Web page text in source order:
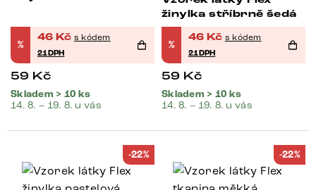
%
46 Kč s kódem
21DPH
59 Kč
Skladem > 10 ks
14. 8. – 19. 8. u vás
žinylka stříbrně šedá
%
46 Kč s kódem
21DPH
59 Kč
Skladem > 10 ks
14. 8. – 19. 8. u vás
-22% -22%